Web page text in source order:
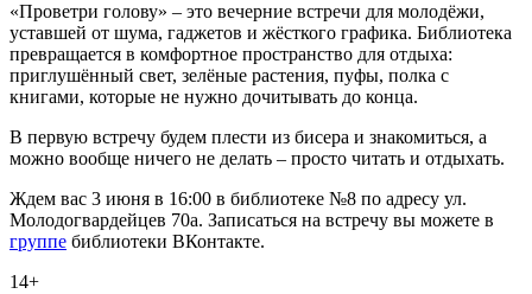
«Проветри голову» – это вечерние встречи для молодёжи,
уставшей от шума, гаджетов и жёсткого графика. Библиотека
превращается в комфортное пространство для отдыха:
приглушённый свет, зелёные растения, пуфы, полка с
книгами, которые не нужно дочитывать до конца.
В первую встречу будем плести из бисера и знакомиться, а
можно вообще ничего не делать – просто читать и отдыхать.
Ждем вас 3 июня в 16:00 в библиотеке №8 по адресу ул.
Молодогвардейцев 70а. Записаться на встречу вы можете в
группе библиотеки ВКонтакте.
14+